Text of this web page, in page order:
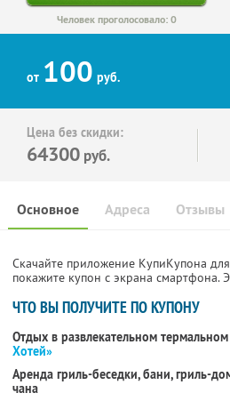
Человек проголосовало: 0
от 100 руб.
Цена без скидки:
64300 руб.
Основное Отзывы
Адреса
Скачайте приложение КупиКупона для
покажите купон с экрана смартфона.
ЧТО ВЫ ПОЛУЧИТЕ ПО КУПОНУ
Отдых в развлекательном
Хотей»
Аренда гриль-беседки, бани, гриль-
чана